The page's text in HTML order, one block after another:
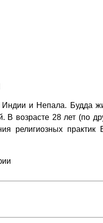
и Непала. Будда
возрасте 28 лет (по
религиозных практик